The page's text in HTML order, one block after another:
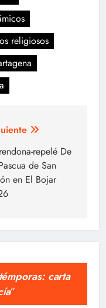
religiosos
repelé De
de San
en El Bojar
carta
”